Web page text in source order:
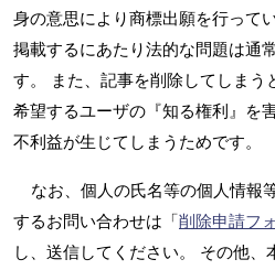
身の意思により商標出願を行って
掲載するにあたり法的な問題は通
す。 また、記事を削除してしまう
希望するユーザの『知る権利』を
不利益が生じてしまうためです。
なお、個人の氏名等の個人情報
するお問い合わせは「削除申請フ
し、送信してください。 その他、